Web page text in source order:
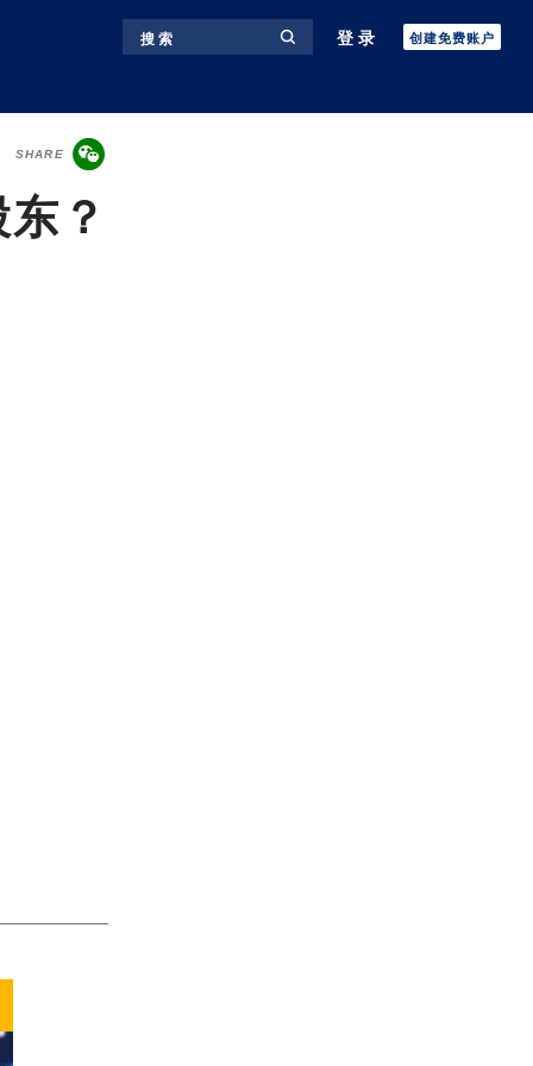
搜 索 登录 创建免费账户
SHARE
？